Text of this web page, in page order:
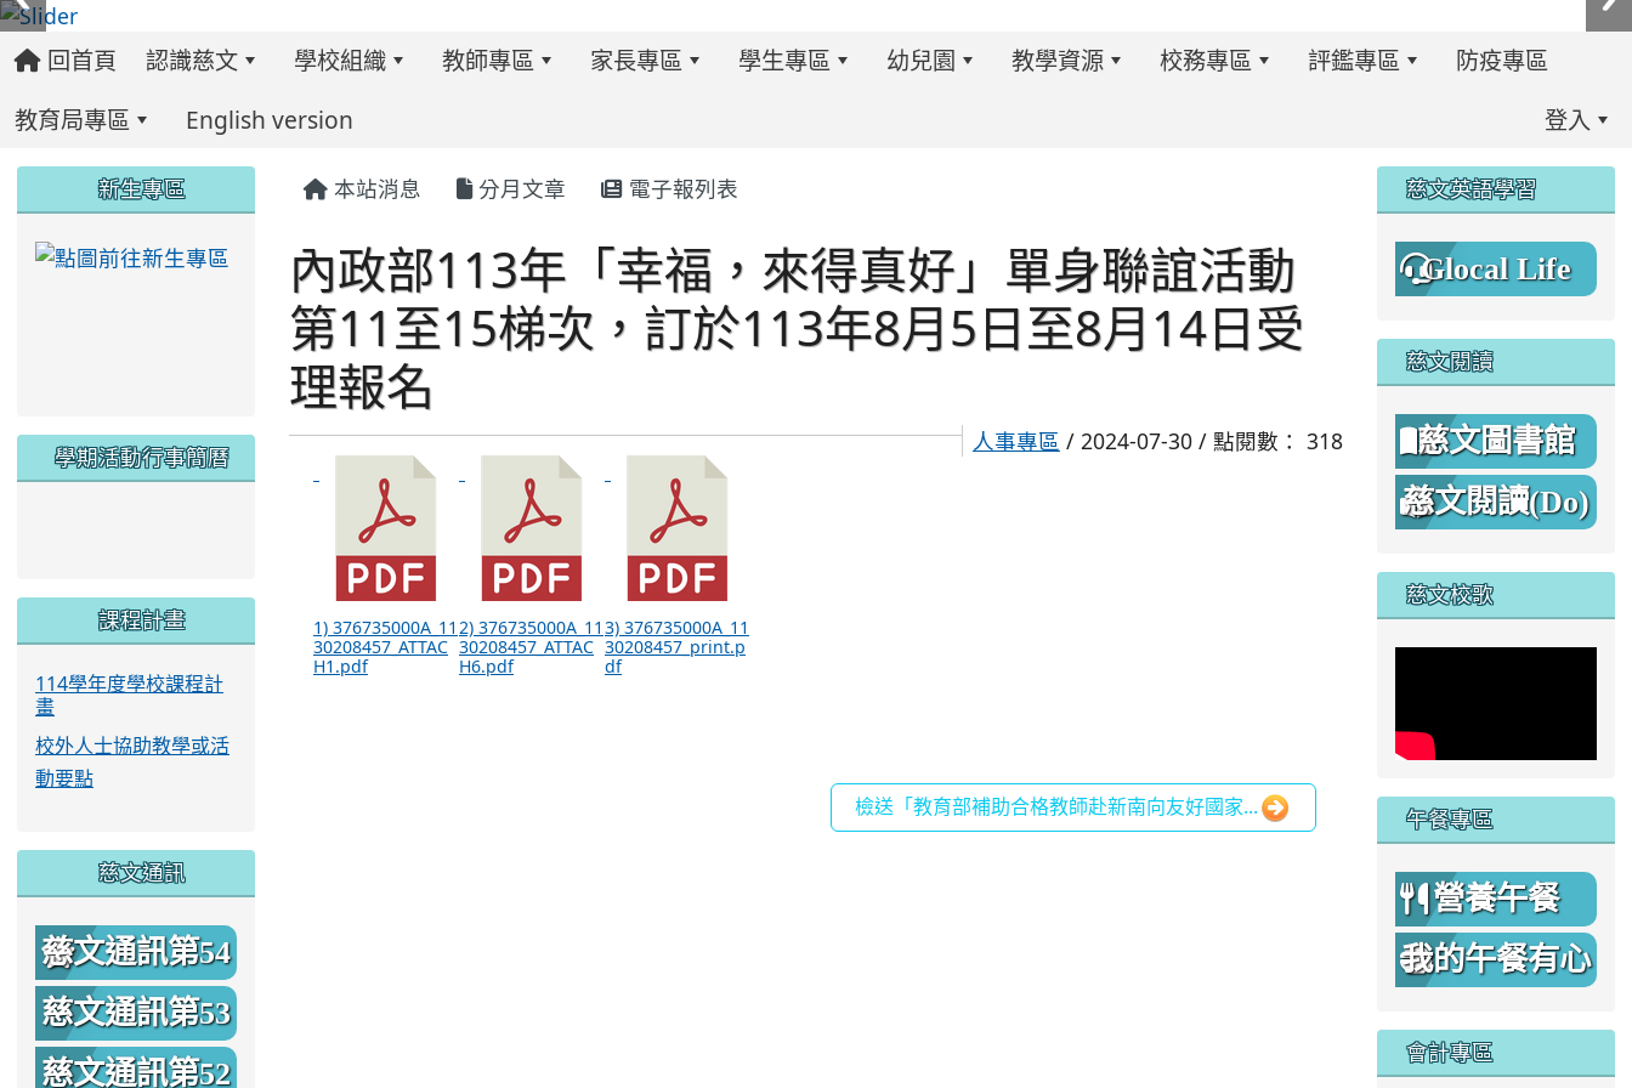
回首頁 認識慈文 學校組織 教師專區 家長專區 學生專區 幼兒園 教學資源 校務專區 評鑑專區
防疫專區
教育局專區
English version 登入
本站消息 分月文章 電子報列表
內政部113年「幸福，來得真好」單身聯誼活動
第11至15梯次，訂於113年8月5日至8月14日受
理報名
人事專區 / 2024-07-30 / 點閱數： 318
30208457_ATTAC
H1.pdf
30208457_ATTAC
H6.pdf
30208457_print.p
df
檢送「教育部補助合格教師赴新南向友好國家...
::: 新生專區
link to https://www.twes.tyc.edu.tw/modules/tadnews/index.php?ncsn=6
學期活動行事簡曆
link to https://www.twes.tyc.edu.tw/uploads/tad_blocks/image/113-1%E6%B4%BB%E5%8B%95%E8%A1%8C%E4%BA%8B%E7%B0%A1%E6%9B%86.jpg \
link to https://www.twes.tyc.edu.tw/uploads/tad_blocks/image/114-2%E6%B4%BB%E5%8B%95%E8%A1%8C%E4%BA%8B%E7%B0%A1%E6%9B%86A.png
課程計畫
114學年度學校課程計
畫
校外人士協助教學或活
動要點
慈文通訊
慈文通訊第54
期
慈文通訊第53
期
慈文通訊第52
::: 慈文英語學習
Glocal Life
慈文閱讀
慈文圖書館
慈文閱讀(Do)
慈文校歌
午餐專區
營養午餐
我的午餐有心
會計專區